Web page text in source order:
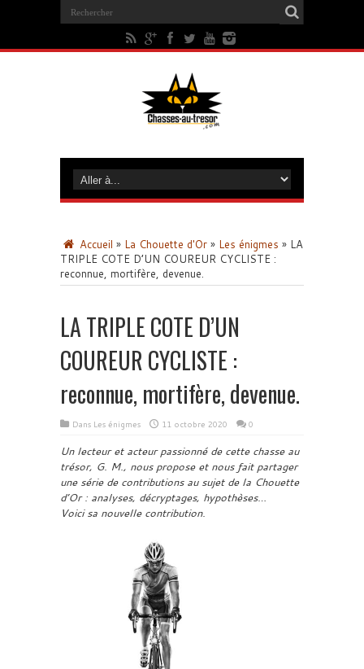
Accueil » La Chouette d'Or » Les énigmes » LA
TRIPLE COTE D’UN COUREUR CYCLISTE :
reconnue, mortifère, devenue.
LA TRIPLE COTE D’UN
COUREUR CYCLISTE :
reconnue, mortifère, devenue.
Dans Les énigmes 11 octobre 2020 0
Un lecteur et acteur passionné de cette chasse au
trésor, G. M., nous propose et nous fait partager
une série de contributions au sujet de la Chouette
d’Or : analyses, décryptages, hypothèses…
Voici sa nouvelle contribution.